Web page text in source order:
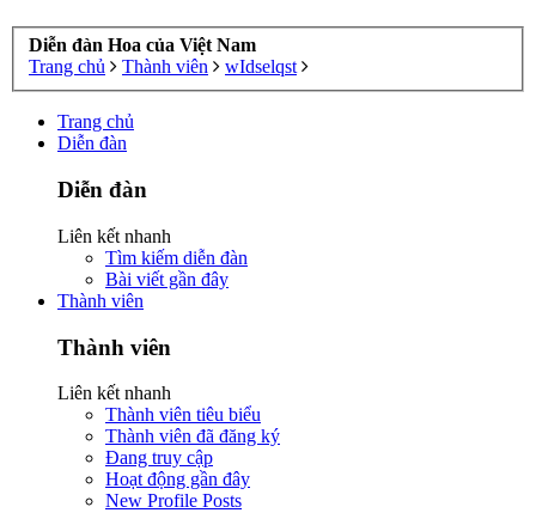
Diễn đàn Hoa của Việt Nam
Trang chủ
Thành viên wIdselqst
Trang chủ
Diễn đàn
Diễn đàn
Liên kết nhanh
Tìm kiếm diễn đàn
Bài viết gần đây
Thành viên
Thành viên
Liên kết nhanh
Thành viên tiêu biểu
Thành viên đã đăng ký
Đang truy cập
Hoạt động gần đây
New Profile Posts